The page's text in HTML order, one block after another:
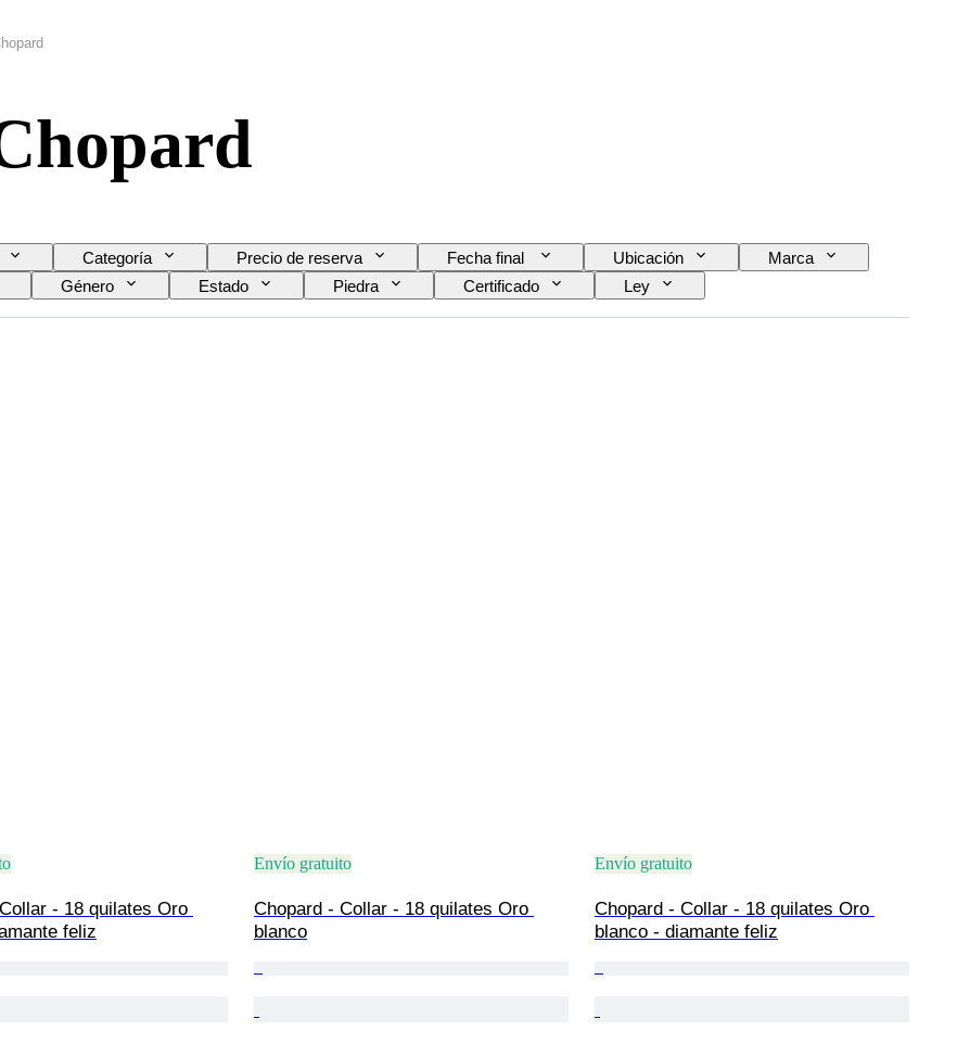
Categoría Precio de reserva Fecha final Ubicación
Marca
Género Estado Piedra Certificado
Ley
- 18 quilates Oro
feliz
Envío gratuito
Chopard - Collar - 18 quilates Oro
blanco
Envío gratuito
Chopard - Collar - 18 quilates Oro
blanco - diamante feliz